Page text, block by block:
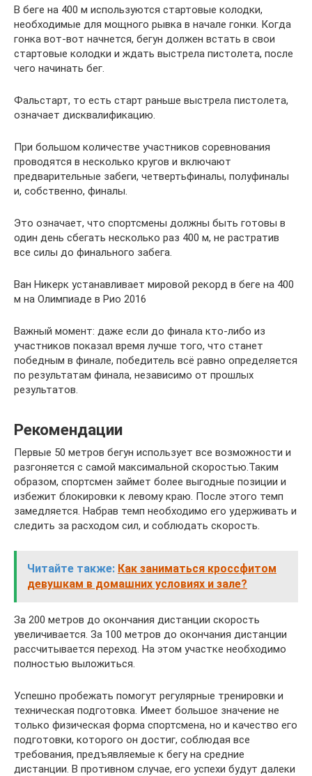
В беге на 400 м используются стартовые колодки,
необходимые для мощного рывка в начале гонки. Когда
гонка вот-вот начнется, бегун должен встать в свои
стартовые колодки и ждать выстрела пистолета, после
чего начинать бег.
Фальстарт, то есть старт раньше выстрела пистолета,
означает дисквалификацию.
При большом количестве участников соревнования
проводятся в несколько кругов и включают
предварительные забеги, четвертьфиналы, полуфиналы
и, собственно, финалы.
Это означает, что спортсмены должны быть готовы в
один день сбегать несколько раз 400 м, не растратив
все силы до финального забега.
Ван Никерк устанавливает мировой рекорд в беге на 400
м на Олимпиаде в Рио 2016
Важный момент: даже если до финала кто-либо из
участников показал время лучше того, что станет
победным в финале, победитель всё равно определяется
по результатам финала, независимо от прошлых
результатов.
Рекомендации
Первые 50 метров бегун использует все возможности и
разгоняется с самой максимальной скоростью.Таким
образом, спортсмен займет более выгодные позиции и
избежит блокировки к левому краю. После этого темп
замедляется. Набрав темп необходимо его удерживать и
следить за расходом сил, и соблюдать скорость.
Читайте также: Как заниматься кроссфитом
девушкам в домашних условиях и зале?
За 200 метров до окончания дистанции скорость
увеличивается. За 100 метров до окончания дистанции
рассчитывается переход. На этом участке необходимо
полностью выложиться.
Успешно пробежать помогут регулярные тренировки и
техническая подготовка. Имеет большое значение не
только физическая форма спортсмена, но и качество его
подготовки, которого он достиг, соблюдая все
требования, предъявляемые к бегу на средние
дистанции. В противном случае, его успехи будут далеки